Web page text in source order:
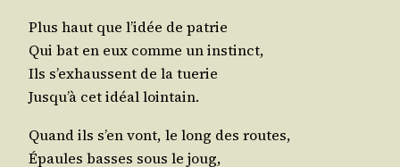
Plus haut que l’i­dée de patrie
Qui bat en eux comme un instinct,
Ils s’ex­haussent de la tuerie
Jus­qu’à cet idéal lointain.
Quand ils s’en vont, le long des routes,
Épaules basses sous le joug,